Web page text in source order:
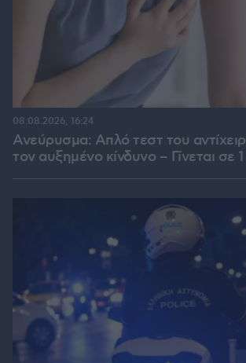
Ανεύρυσμα: Απλό τεστ του
τον αυξημένο κίνδυνο – Γίνεται σε
08.08.2026, 16:24